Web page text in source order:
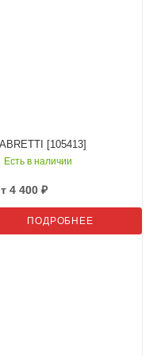
[105413]
Есть в наличии
4 400 ₽
ПОДРОБНЕЕ